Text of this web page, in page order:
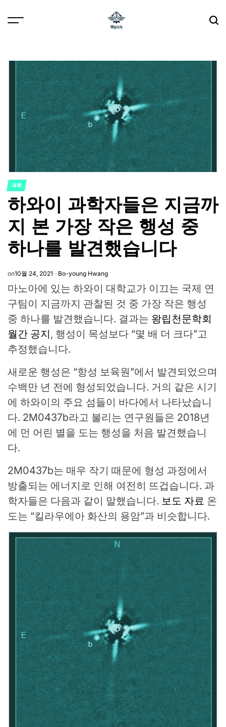
POSTED
IN
과학
하와이 과학자들은 지금까
지 본 가장 작은 행성 중
하나를 발견했습니다
on10월 24, 2021 Bo-young Hwang
마노아에 있는 하와이 대학교가 이끄는 국제 연
구팀이 지금까지 관찰된 것 중 가장 작은 행성
중 하나를 발견했습니다. 결과는 왕립천문학회
월간 공지 , 행성이 목성보다 “몇 배 더 크다”고
추정했습니다.
새로운 행성은 “항성 보육원”에서 발견되었으며
수백만 년 전에 형성되었습니다. 거의 같은 시기
에 하와이의 주요 섬들이 바다에서 나타났습니
다. 2M0437b라고 불리는 연구원들은 2018년
에 먼 어린 별을 도는 행성을 처음 발견했습니
다.
2M0437b는 매우 작기 때문에 형성 과정에서
방출되는 에너지로 인해 여전히 뜨겁습니다. 과
학자들은 다음과 같이 말했습니다. 보도 자료 온
도는 “킬라우에아 화산의 용암”과 비슷합니다.